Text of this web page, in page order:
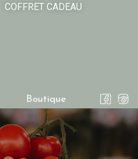
COFFRET CADEAU
Boutique